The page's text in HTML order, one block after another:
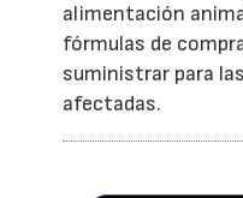
alimentación
fórmulas de
suministrar para
afectadas.